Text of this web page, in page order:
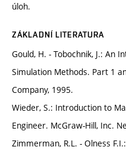
úloh.
ZÁKLADNÍ LITERATURA
Gould, H. - Tobochnik, J.: An
Simulation Methods. Part 1
Company, 1995.
Wieder, S.: Introduction to
Engineer. McGraw-Hill, Inc.
Zimmerman, R.L. - Olness